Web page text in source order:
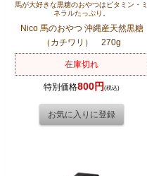
馬が大好きな黒糖のおやつはビタミン・ミ
ネラルたっぷり。
Nico 馬のおやつ 沖縄産天然黒糖
（カチワリ） 270g
在庫切れ
特別価格800円(税込)